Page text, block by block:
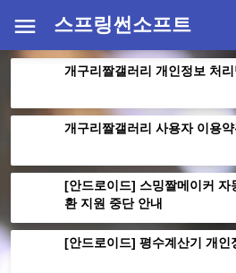
스프링썬소프트
개구리짤갤러리 개인정보 처리
개구리짤갤러리 사용자 이용
[안드로이드] 스밍짤메이커 자
환 지원 중단 안내
[안드로이드] 평수계산기 개인